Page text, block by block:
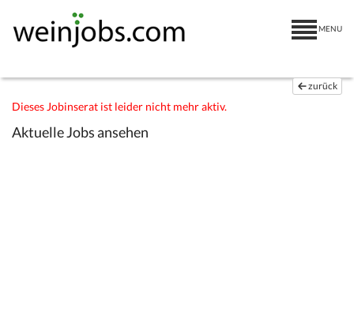
MENU
zurück
Dieses Jobinserat ist leider nicht mehr aktiv.
Aktuelle Jobs ansehen